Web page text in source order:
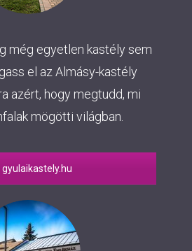
még egyetlen kastély sem
el az Almásy-kastély
azért, hogy megtudd, mi
mögötti világban.
gyulaikastely.hu